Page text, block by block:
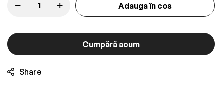
Adauga în cos
Cumpără acum
Share